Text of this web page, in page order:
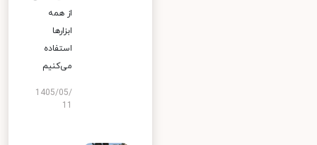
از همه
ابزارها
استفاده
می‌کنیم
1405/05/